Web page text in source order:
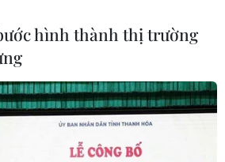
ngân hàng ở TP.HCM:
hình thành thị trường